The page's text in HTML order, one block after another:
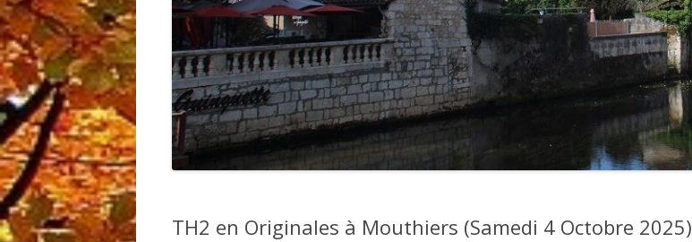
TH2 en Originales à Mouthiers (Samedi 4 Octobre 2025)